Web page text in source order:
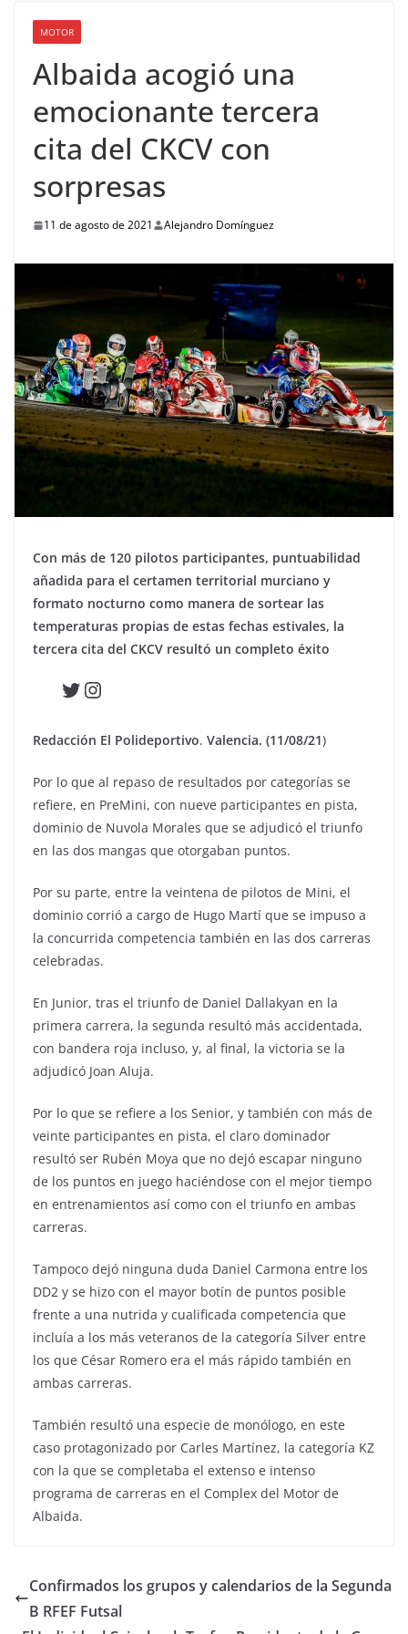
MOTOR
Albaida acogió una
emocionante tercera
cita del CKCV con
sorpresas
11 de agosto de 2021 Alejandro Domínguez
Con más de 120 pilotos participantes, puntuabilidad
añadida para el certamen territorial murciano y
formato nocturno como manera de sortear las
temperaturas propias de estas fechas estivales, la
tercera cita del CKCV resultó un completo éxito
Twitter
Instagram
Redacción El Polideportivo. Valencia. (11/08/21)
Por lo que al repaso de resultados por categorías se
refiere, en PreMini, con nueve participantes en pista,
dominio de Nuvola Morales que se adjudicó el triunfo
en las dos mangas que otorgaban puntos.
Por su parte, entre la veintena de pilotos de Mini, el
dominio corrió a cargo de Hugo Martí que se impuso a
la concurrida competencia también en las dos carreras
celebradas.
En Junior, tras el triunfo de Daniel Dallakyan en la
primera carrera, la segunda resultó más accidentada,
con bandera roja incluso, y, al final, la victoria se la
adjudicó Joan Aluja.
Por lo que se refiere a los Senior, y también con más de
veinte participantes en pista, el claro dominador
resultó ser Rubén Moya que no dejó escapar ninguno
de los puntos en juego haciéndose con el mejor tiempo
en entrenamientos así como con el triunfo en ambas
carreras.
Tampoco dejó ninguna duda Daniel Carmona entre los
DD2 y se hizo con el mayor botín de puntos posible
frente a una nutrida y cualificada competencia que
incluía a los más veteranos de la categoría Silver entre
los que César Romero era el más rápido también en
ambas carreras.
También resultó una especie de monólogo, en este
caso protagonizado por Carles Martínez, la categoría KZ
con la que se completaba el extenso e intenso
programa de carreras en el Complex del Motor de
Albaida.
Confirmados los grupos y calendarios de la Segunda
B RFEF Futsal